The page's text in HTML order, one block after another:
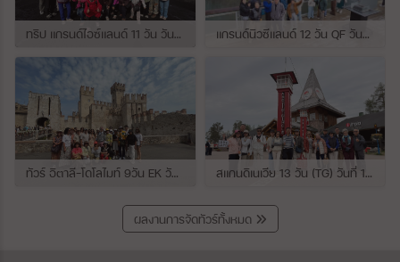
ทริป แกรนด์ไอซ์แลนด์ 11 วัน วันที่ 25 กรกฏาคม - 04 สิงหาคม 2569 เดินทางกับไกด์พี่เปิ้ล แกรนด์นิวซีแลนด์ 12 วัน QF วันที่ 22 กรกฎาคม - 3 สิงหาคม 2569 เดินทางกับไกด์พี่โจ้
ทัวร์ อิตาลี-โดโลไมท์ 9วัน EK วันที่ 21 - 29 กรกฏาคม 2569 เดินทางกับไกด์พี่หนุ่ม สแกนดิเนเวีย 13 วัน (TG) วันที่ 10-22 กรกฏาคม 2569 เดินทางกับไกด์พี่เต้ย
ผลงานการจัดทัวร์ทั้งหมด